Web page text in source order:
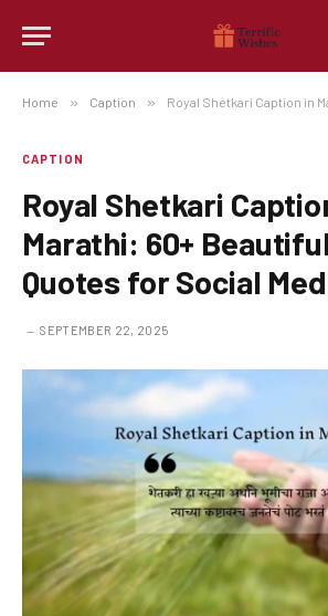
Home » Caption » Royal Shetkari Caption in Marathi: 60+
CAPTION
Royal Shetkari
Marathi: 60+
Quotes for Social
SEPTEMBER 22, 2025